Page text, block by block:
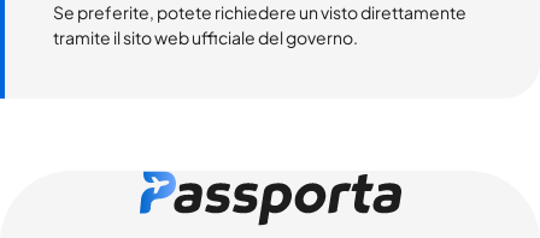
Se preferite, potete richiedere un visto direttamente
tramite il sito web ufficiale del governo.